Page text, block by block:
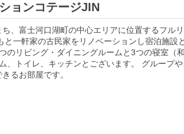
ョンコテージJIN
、富士河口湖町の中心エリアに位置するフル
と一軒家の古民家をリノベーションし宿泊施設
のリビング・ダイニングルームと3つの寝室（
、トイレ、キッチンとございます。 グループ
るお部屋です。